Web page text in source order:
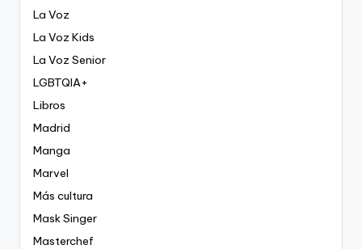
La Voz
La Voz Kids
La Voz Senior
LGBTQIA+
Libros
Madrid
Manga
Marvel
Más cultura
Mask Singer
Masterchef